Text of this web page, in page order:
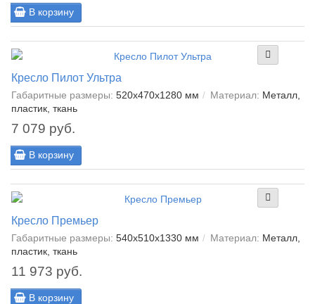
В корзину
Кресло Пилот Ультра
Габаритные размеры: 520х470х1280 мм Материал: Металл,
пластик, ткань
7 079 руб.
В корзину
Кресло Премьер
Габаритные размеры: 540х510х1330 мм Материал: Металл,
пластик, ткань
11 973 руб.
В корзину